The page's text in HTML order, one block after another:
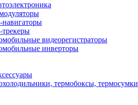
навигаторы
трекеры
видеорегистраторы
инверторы
термобоксы, термосумки